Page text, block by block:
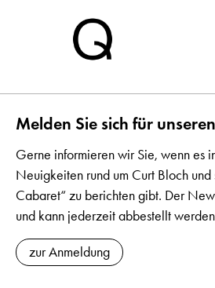
Melden Sie sich für
Gerne informieren wir Sie, wenn es
Neuigkeiten rund um Curt Bloch
Cabaret“ zu berichten gibt. Der
und kann jederzeit abbestellt
zur Anmeldung